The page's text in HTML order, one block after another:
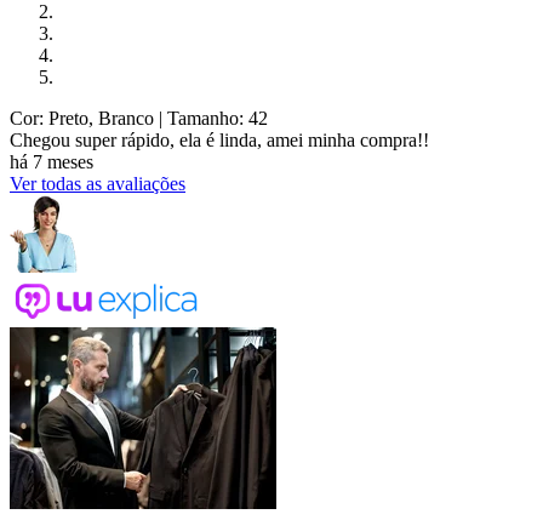
Cor: Preto, Branco | Tamanho: 42
Chegou super rápido, ela é linda, amei minha compra!!
há 7 meses
Ver todas as avaliações